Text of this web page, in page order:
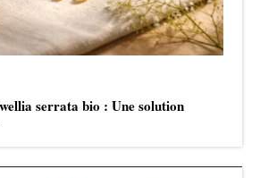
serrata bio : Une solution